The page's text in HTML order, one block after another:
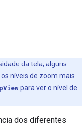
da tela, alguns
níveis de zoom mais
para ver o nível de
dos diferentes